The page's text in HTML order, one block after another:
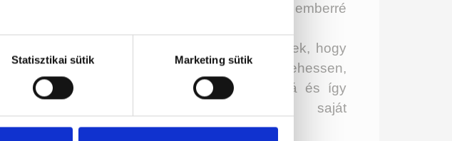
Statisztikai sütik Marketing sütik
boldogabb, örömteli emberré
Segíteni minél több embernek, hogy
saját magára büszke lehessen,
példaképpé, pozitív hatássá és így
okozóvá válhasson saját
környezetében.